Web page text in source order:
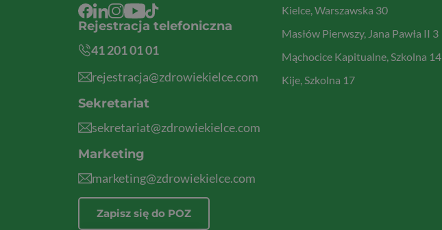
Rejestracja telefoniczna
41 201 01 01
rejestracja@zdrowiekielce.com
Sekretariat
sekretariat@zdrowiekielce.com
Marketing
marketing@zdrowiekielce.com
Zapisz się do POZ
Kielce, Warszawska 30
Masłów Pierwszy, Jana Pawła II 3
Mąchocice Kapitualne, Szkolna 14
Kije, Szkolna 17